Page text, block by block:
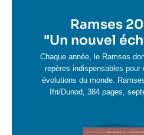
en
savoir
plus
Ramses
"Un nouvel
Chaque année, le Ramses
repères indispensables pour
évolutions du monde.
Ifri/Dunod, 384 pages,